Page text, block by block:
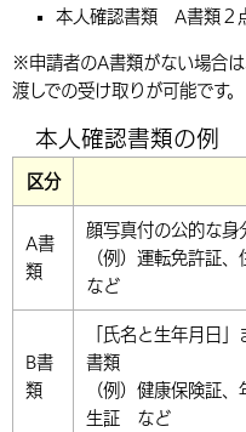
本人確認書類 A書類２
※申請者のA書類がない場合
渡しでの受け取りが可能です。
本人確認書類の例
区分
A書
類
顔写真付の公的な身
（例）運転免許証
など
B書
類
「氏名と生年月日
書類
（例）健康保険証
生証 など